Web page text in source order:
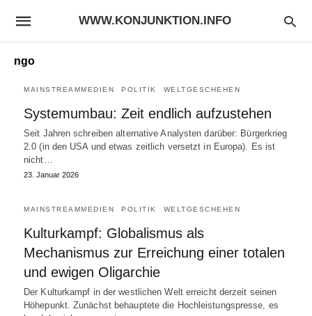
WWW.KONJUNKTION.INFO
ngo
MAINSTREAMMEDIEN POLITIK WELTGESCHEHEN
Systemumbau: Zeit endlich aufzustehen
Seit Jahren schreiben alternative Analysten darüber: Bürgerkrieg
2.0 (in den USA und etwas zeitlich versetzt in Europa). Es ist
nicht…
23. Januar 2026
MAINSTREAMMEDIEN POLITIK WELTGESCHEHEN
Kulturkampf: Globalismus als
Mechanismus zur Erreichung einer totalen
und ewigen Oligarchie
Der Kulturkampf in der westlichen Welt erreicht derzeit seinen
Höhepunkt. Zunächst behauptete die Hochleistungspresse, es